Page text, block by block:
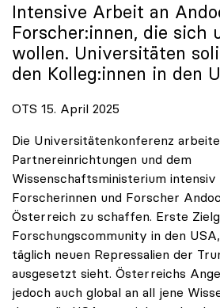
Intensive Arbeit an
Forscher:innen, die sich
wollen. Universitäten
den Kolleg:innen in den
OTS 15. April 2025
Die Universitätenkonferenz
Partnereinrichtungen und dem
Wissenschaftsministerium intensiv
Forscherinnen und Forscher
Österreich zu schaffen. Erste
Forschungscommunity in den
täglich neuen Repressalien der
ausgesetzt sieht. Österreichs
jedoch auch global an all jene